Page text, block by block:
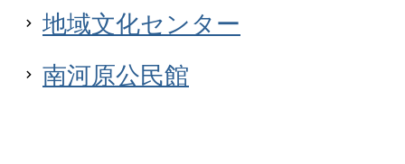
地域文化センター
南河原公民館